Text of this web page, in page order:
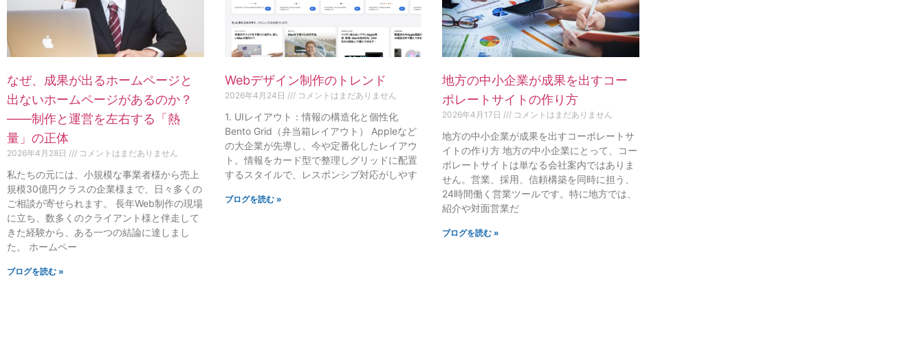
なぜ、成果が出るホームページと
出ないホームページがあるのか？
——制作と運営を左右する「熱
量」の正体
2026年4月28日 コメントはまだありません
私たちの元には、小規模な事業者様から売上
規模30億円クラスの企業様まで、日々多くの
ご相談が寄せられます。 長年Web制作の現場
に立ち、数多くのクライアント様と伴走して
きた経験から、ある一つの結論に達しまし
た。 ホームペー
ブログを読む »
Webデザイン制作のトレンド
2026年4月24日 コメントはまだありません
1. UIレイアウト：情報の構造化と個性化
Bento Grid（弁当箱レイアウト） Appleなど
の大企業が先導し、今や定番化したレイアウ
ト。情報をカード型で整理しグリッドに配置
するスタイルで、レスポンシブ対応がしやす
ブログを読む »
地方の中小企業が成果を出すコー
ポレートサイトの作り方
2026年4月17日 コメントはまだありません
地方の中小企業が成果を出すコーポレートサ
イトの作り方 地方の中小企業にとって、コー
ポレートサイトは単なる会社案内ではありま
せん。営業、採用、信頼構築を同時に担う、
24時間働く営業ツールです。特に地方では、
紹介や対面営業だ
ブログを読む »